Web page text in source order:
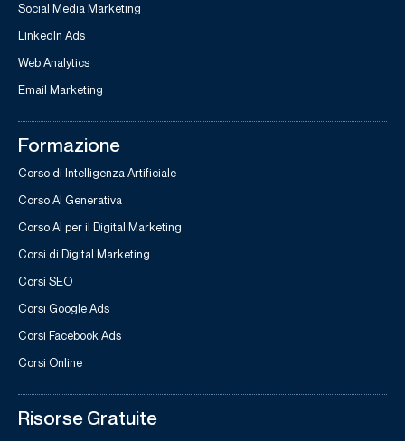
Social Media Marketing
LinkedIn Ads
Web Analytics
Email Marketing
Formazione
Corso di Intelligenza Artificiale
Corso AI Generativa
Corso AI per il Digital Marketing
Corsi di Digital Marketing
Corsi SEO
Corsi Google Ads
Corsi Facebook Ads
Corsi Online
Risorse Gratuite